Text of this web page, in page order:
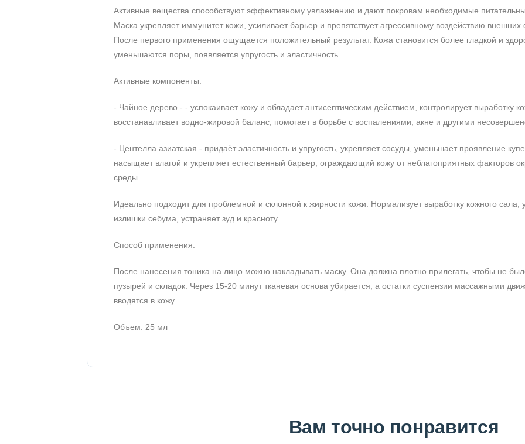
Активные вещества способствуют эффективному увлажнению и дают покровам необходимые
Маска укрепляет иммунитет кожи, усиливает барьер и препятствует агрессивному воздействию внешних
После первого применения ощущается положительный результат. Кожа становится более гладкой и
уменьшаются поры, появляется упругость и эластичность.
Активные компоненты:
- Чайное дерево - - успокаивает кожу и обладает антисептическим действием, контролирует выработку
восстанавливает водно-жировой баланс, помогает в борьбе с воспалениями, акне и другими
- Центелла азиатская - придаёт эластичность и упругость, укрепляет сосуды, уменьшает проявление
насыщает влагой и укрепляет естественный барьер, ограждающий кожу от неблагоприятных факторов
среды.
Идеально подходит для проблемной и склонной к жирности кожи. Нормализует выработку кожного сала,
излишки себума, устраняет зуд и красноту.
Способ применения:
После нанесения тоника на лицо можно накладывать маску. Она должна плотно прилегать, чтобы не
пузырей и складок. Через 15-20 минут тканевая основа убирается, а остатки суспензии массажными
вводятся в кожу.
Объем: 25 мл
Вам точно понравится